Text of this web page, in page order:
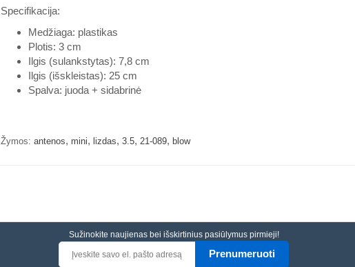
Specifikacija:
Medžiaga: plastikas
Plotis: 3 cm
Ilgis (sulankstytas): 7,8 cm
Ilgis (išskleistas): 25 cm
Spalva: juoda + sidabrinė
Žymos: antenos, mini, lizdas, 3.5, 21-089, blow
Sužinokite naujienas bei išskirtinius pasiūlymus pirmieji!
Prenumeruoti